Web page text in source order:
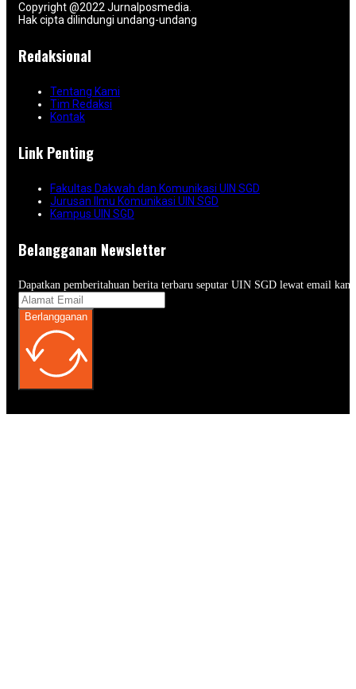
Copyright @2022 Jurnalposmedia.
Hak cipta dilindungi undang-undang
Redaksional
Tentang Kami
Tim Redaksi
Kontak
Link Penting
Fakultas Dakwah dan Komunikasi UIN SGD
Jurusan Ilmu Komunikasi UIN SGD
Kampus UIN SGD
Belangganan Newsletter
Dapatkan pemberitahuan berita terbaru seputar UIN SGD lewat email
Berlangganan